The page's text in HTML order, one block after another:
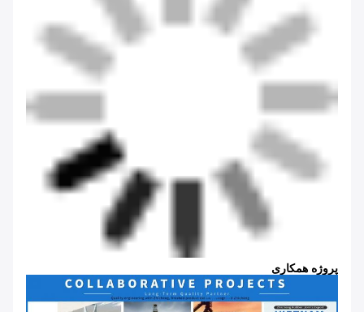
پروژه همکاری